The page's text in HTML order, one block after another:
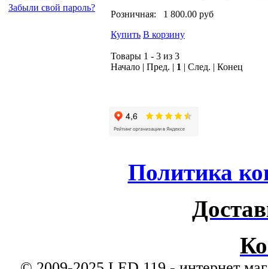
Забыли свой пароль?
Розничная: 1 800.00 руб
Купить В корзину
Товары 1 - 3 из 3
Начало | Пред. | 1 | След. | Конец
Политика